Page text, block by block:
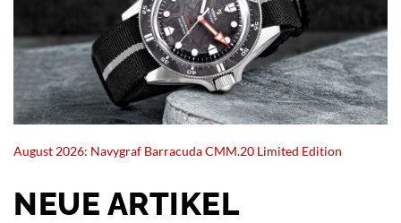
August 2026: Navygraf Barracuda CMM.20 Limited Edition
NEUE ARTIKEL